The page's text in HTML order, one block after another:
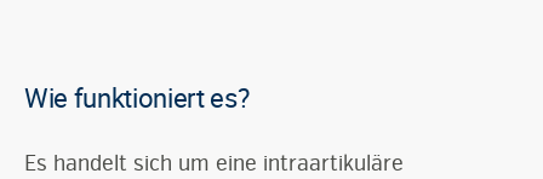
Wie funktioniert es?
Es handelt sich um eine intraartikuläre